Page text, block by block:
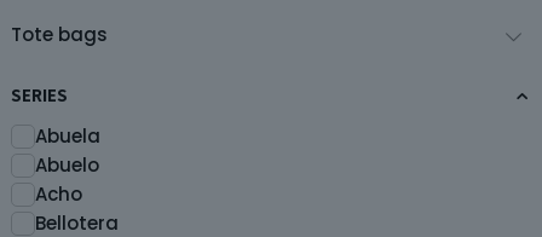
Tote bags
SERIES
Abuela
Abuelo
Acho
Bellotera